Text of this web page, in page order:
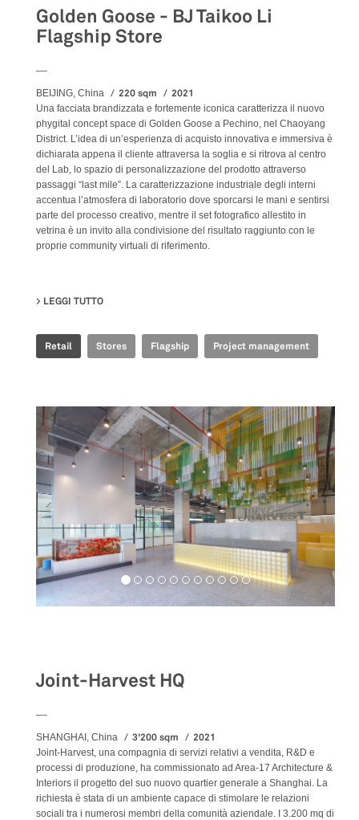
Golden Goose - BJ Taikoo Li
Flagship Store
BEIJING, China 220 sqm 2021
Una facciata brandizzata e fortemente iconica caratterizza il nuovo
phygital concept space di Golden Goose a Pechino, nel Chaoyang
District. L’idea di un’esperienza di acquisto innovativa e immersiva è
dichiarata appena il cliente attraversa la soglia e si ritrova al centro
del Lab, lo spazio di personalizzazione del prodotto attraverso
passaggi “last mile”. La caratterizzazione industriale degli interni
accentua l’atmosfera di laboratorio dove sporcarsi le mani e sentirsi
parte del processo creativo, mentre il set fotografico allestito in
vetrina è un invito alla condivisione del risultato raggiunto con le
proprie community virtuali di riferimento.
LEGGI TUTTO
Retail Stores Flagship Project management
Joint-Harvest HQ
SHANGHAI, China 3'200 sqm 2021
Joint-Harvest, una compagnia di servizi relativi a vendita, R&D e
processi di produzione, ha commissionato ad Area-17 Architecture &
Interiors il progetto del suo nuovo quartier generale a Shanghai. La
richiesta è stata di un ambiente capace di stimolare le relazioni
sociali tra i numerosi membri della comunità aziendale. I 3.200 mq di